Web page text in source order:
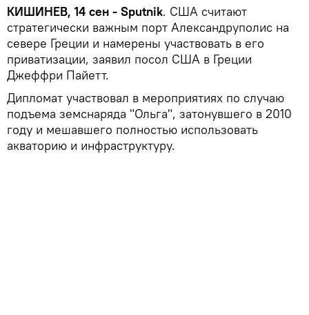
КИШИНЕВ, 14 сен - Sputnik. США считают
стратегически важным порт Александруполис на
севере Греции и намерены участвовать в его
приватизации, заявил посол США в Греции
Джеффри Пайетт.
Дипломат участвовал в мероприятиях по случаю
подъема земснаряда "Ольга", затонувшего в 2010
году и мешавшего полностью использовать
акваторию и инфраструктуру.